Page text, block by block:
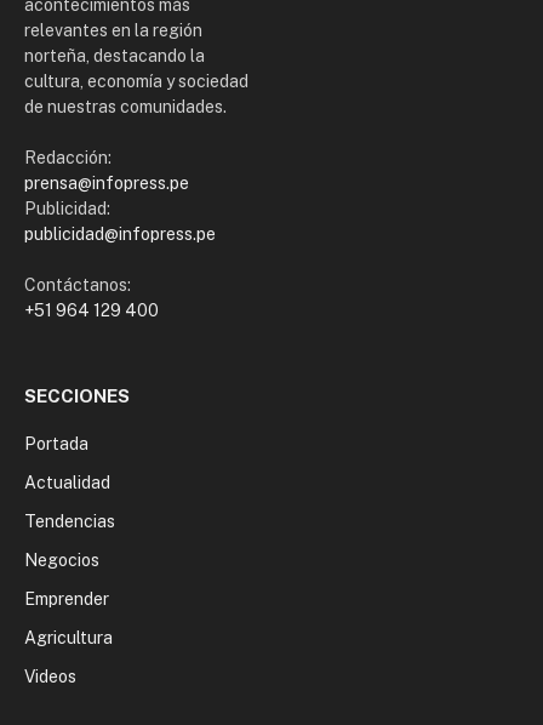
acontecimientos más
relevantes en la región
norteña, destacando la
cultura, economía y sociedad
de nuestras comunidades.
Redacción:
prensa@infopress.pe
Publicidad:
publicidad@infopress.pe
Contáctanos:
+51 964 129 400
SECCIONES
Portada
Actualidad
Tendencias
Negocios
Emprender
Agricultura
Videos